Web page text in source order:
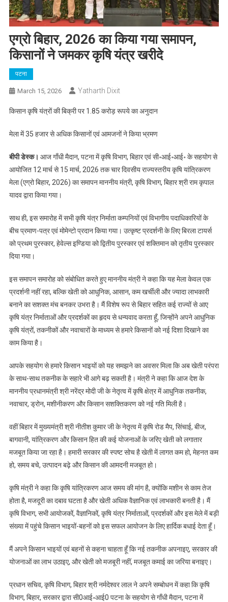
एग्रो बिहार, 2026 का किया गया समापन,
किसानों ने जमकर कृषि यंत्र खरीदे
पटना
March 15, 2026 Yatharth Dixit
किसान कृषि यंत्रों की बिक्री पर 1.85 करोड़ रूपये का अनुदान
मेला में 35 हजार से अधिक किसानों एवं आमजनों ने किया भ्रमण
बीपी डेस्क। आज गाँधी मैदान, पटना में कृषि विभाग, बिहार एवं सी॰आई॰आई॰ के सहयोग से
आयोजित 12 मार्च से 15 मार्च, 2026 तक चार दिवसीय राज्यस्तरीय कृषि यांत्रिकरण
मेला (एग्रो बिहार, 2026) का समापन माननीय मंत्री, कृषि विभाग, बिहार श्री राम कृपाल
यादव द्वारा किया गया।
साथ ही, इस समारोह में सभी कृषि यंत्र निर्माता कम्पनियों एवं विभागीय पदाधिकारियों के
बीच प्रमाण-पत्र एवं मोमेन्टो प्रदान किया गया। उत्कृष्ट प्रदर्शनी के लिए बिरला टायर्स
को प्रथम पुरस्कार, हेवेल्स इण्डिया को द्वितीय पुरस्कार एवं शक्तिमान को तृतीय पुरस्कार
दिया गया।
इस समापन समारोह को संबोधित करते हुए माननीय मंत्री ने कहा कि यह मेला केवल एक
प्रदर्शनी नहीं रहा, बल्कि खेती को आधुनिक, आसान, कम खर्चीली और ज्यादा लाभकारी
बनाने का सशक्त मंच बनकर उभरा है। मैं विशेष रूप से बिहार सहित कई राज्यों से आए
कृषि यंत्र निर्माताओं और प्रदर्शकों का हृदय से धन्यवाद करता हूँ, जिन्होंने अपने आधुनिक
कृषि यंत्रों, तकनीकों और नवाचारों के माध्यम से हमारे किसानों को नई दिशा दिखाने का
काम किया है।
आपके सहयोग से हमारे किसान भाइयों को यह समझने का अवसर मिला कि अब खेती परंपरा
के साथ-साथ तकनीक के सहारे भी आगे बढ़ सकती है। मंत्री ने कहा कि आज देश के
माननीय प्रधानमंत्री श्री नरेंद्र मोदी जी के नेतृत्व में कृषि क्षेत्र में आधुनिक तकनीक,
नवाचार, ड्रोन, मशीनीकरण और किसान सशक्तिकरण को नई गति मिली है।
वहीं बिहार में मुख्यमंत्री श्री नीतीश कुमार जी के नेतृत्व में कृषि रोड मैप, सिंचाई, बीज,
बागवानी, यांत्रिकरण और किसान हित की कई योजनाओं के जरिए खेती को लगातार
मजबूत किया जा रहा है। हमारी सरकार की स्पष्ट सोच है खेती में लागत कम हो, मेहनत कम
हो, समय बचे, उत्पादन बढ़े और किसान की आमदनी मजबूत हो।
कृषि मंत्री ने कहा कि कृषि यांत्रिकरण आज समय की मांग है, क्योंकि मशीन से काम तेज
होता है, मजदूरी का दबाव घटता है और खेती अधिक वैज्ञानिक एवं लाभकारी बनती है। मैं
कृषि विभाग, सभी आयोजकों, वैज्ञानिकों, कृषि यंत्र निर्माताओं, प्रदर्शकों और इस मेले में बड़ी
संख्या में पहुंचे किसान भाइयों-बहनों को इस सफल आयोजन के लिए हार्दिक बधाई देता हूँ।
मैं अपने किसान भाइयों एवं बहनों से कहना चाहता हूँ कि नई तकनीक अपनाइए, सरकार की
योजनाओं का लाभ उठाइए, और खेती को मजबूरी नहीं, मजबूत कमाई का जरिया बनाइए।
प्रधान सचिव, कृषि विभाग, बिहार श्री नर्मदेश्वर लाल ने अपने सम्बोधन में कहा कि कृषि
विभाग, बिहार, सरकार द्वारा सी0आई॰आई0 पटना के सहयोग से गाँधी मैदान, पटना में